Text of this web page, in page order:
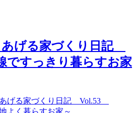
あげる家づくり日記
ですっきり暮らすお家